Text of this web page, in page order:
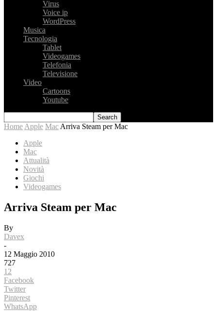
Virus
Voice ip
WordPress
Musica
Tecnologia
Tablet
Videogames
Telefonia
Televisione
Video
Cartoons
Youtube
Home Apple Mac Arriva Steam per Mac
Apple
Mac
Attualità
Novità
Giochi
Videogames
Arriva Steam per Mac
By
Davex
-
12 Maggio 2010
727
12
Facebook
Twitter
Pinterest
WhatsApp